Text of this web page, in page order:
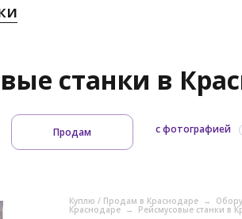
станки в
Продам с фотографией
Куплю / Продам в Краснодаре →
Краснодаре → Рейсмусовые станки в